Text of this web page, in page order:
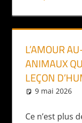
L’AMOUR
ANIMAUX
LEÇON
9 mai 2026
Ce n’est plus